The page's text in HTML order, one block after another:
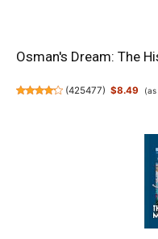
Osman's Dream: The
(425477) $8.49